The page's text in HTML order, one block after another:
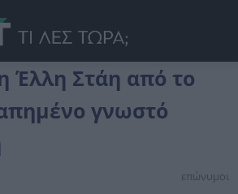
Έλλη Στάη από το
γνωστό
επώνυμοι